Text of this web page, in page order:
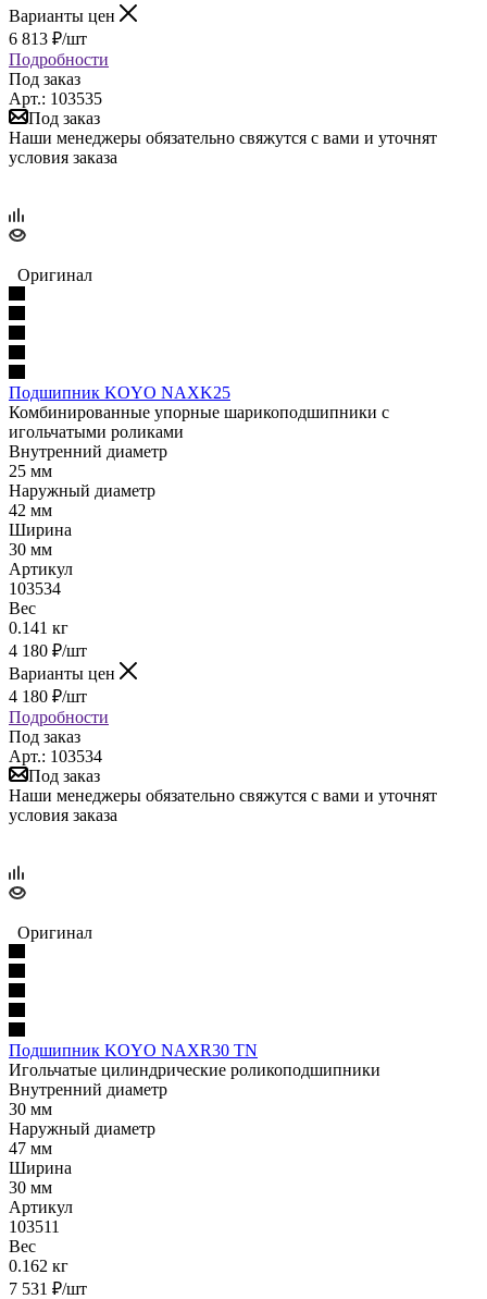
Варианты цен
6 813 ₽/шт
Подробности
Под заказ
Арт.: 103535
Под заказ
Наши менеджеры обязательно свяжутся с вами и уточнят
условия заказа
Оригинал
Подшипник KOYO NAXK25
Комбинированные упорные шарикоподшипники с
игольчатыми роликами
Внутренний диаметр
25 мм
Наружный диаметр
42 мм
Ширина
30 мм
Артикул
103534
Вес
0.141 кг
4 180 ₽/шт
Варианты цен
4 180 ₽/шт
Подробности
Под заказ
Арт.: 103534
Под заказ
Наши менеджеры обязательно свяжутся с вами и уточнят
условия заказа
Оригинал
Подшипник KOYO NAXR30 TN
Игольчатые цилиндрические роликоподшипники
Внутренний диаметр
30 мм
Наружный диаметр
47 мм
Ширина
30 мм
Артикул
103511
Вес
0.162 кг
7 531 ₽/шт